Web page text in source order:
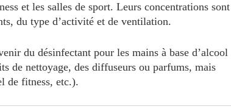
et les salles de sport. Leurs concentrations sont
du type d’activité et de ventilation.
du désinfectant pour les mains à base d’alcool
de nettoyage, des diffuseurs ou parfums, mais
de fitness, etc.).